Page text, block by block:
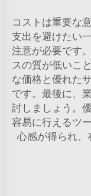
コストは重要な
支出を避けたい
注意が必要です
スの質が低いこ
な価格と優れた
です。最後に、
討しましょう。
容易に行えるツ
心感が得られ、